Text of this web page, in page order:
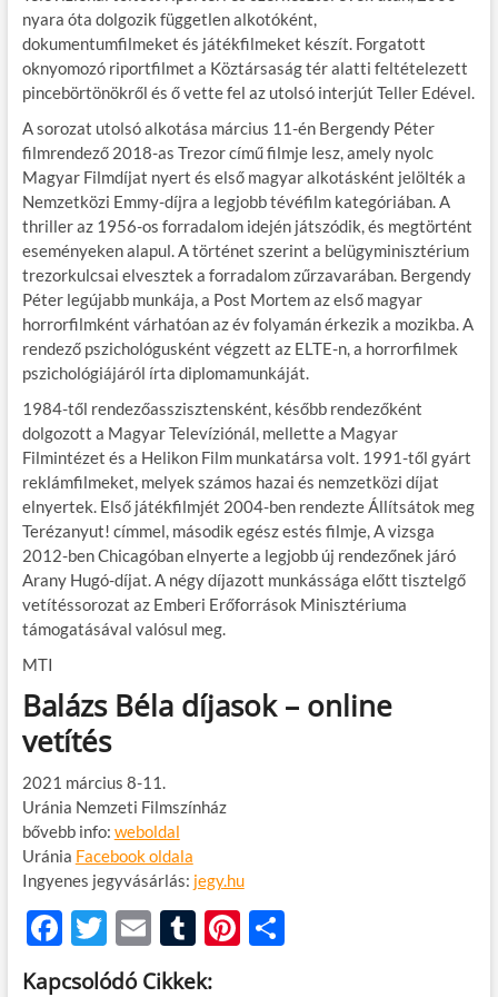
nyara óta dolgozik független alkotóként,
dokumentumfilmeket és játékfilmeket készít. Forgatott
oknyomozó riportfilmet a Köztársaság tér alatti feltételezett
pincebörtönökről és ő vette fel az utolsó interjút Teller Edével.
A sorozat utolsó alkotása március 11-én Bergendy Péter
filmrendező 2018-as Trezor című filmje lesz, amely nyolc
Magyar Filmdíjat nyert és első magyar alkotásként jelölték a
Nemzetközi Emmy-díjra a legjobb tévéfilm kategóriában. A
thriller az 1956-os forradalom idején játszódik, és megtörtént
eseményeken alapul. A történet szerint a belügyminisztérium
trezorkulcsai elvesztek a forradalom zűrzavarában. Bergendy
Péter legújabb munkája, a Post Mortem az első magyar
horrorfilmként várhatóan az év folyamán érkezik a mozikba. A
rendező pszichológusként végzett az ELTE-n, a horrorfilmek
pszichológiájáról írta diplomamunkáját.
1984-től rendezőasszisztensként, később rendezőként
dolgozott a Magyar Televíziónál, mellette a Magyar
Filmintézet és a Helikon Film munkatársa volt. 1991-től gyárt
reklámfilmeket, melyek számos hazai és nemzetközi díjat
elnyertek. Első játékfilmjét 2004-ben rendezte Állítsátok meg
Terézanyut! címmel, második egész estés filmje, A vizsga
2012-ben Chicagóban elnyerte a legjobb új rendezőnek járó
Arany Hugó-díjat. A négy díjazott munkássága előtt tisztelgő
vetítéssorozat az Emberi Erőforrások Minisztériuma
támogatásával valósul meg.
MTI
Balázs Béla díjasok – online
vetítés
2021 március 8-11.
Uránia Nemzeti Filmszínház
bővebb info: weboldal
Uránia Facebook oldala
Ingyenes jegyvásárlás: jegy.hu
F
ac
T
w
E
m
T
u
Pi O
Kapcsolódó Cikkek: